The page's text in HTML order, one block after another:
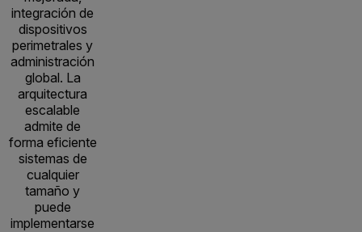
integración de
dispositivos
perimetrales y
administración
global. La
arquitectura
escalable
admite de
forma eficiente
sistemas de
cualquier
tamaño y
puede
implementarse